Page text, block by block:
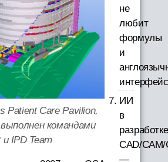
Patient Care Pavilion,
командами
и IPD Team
не
любит
формулы
и
ИИ
в
разработке
CAD/
—